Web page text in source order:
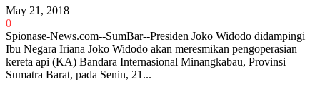
May 21, 2018
0
Spionase-News.com--SumBar--Presiden Joko Widodo didampingi
Ibu Negara Iriana Joko Widodo akan meresmikan pengoperasian
kereta api (KA) Bandara Internasional Minangkabau, Provinsi
Sumatra Barat, pada Senin, 21...